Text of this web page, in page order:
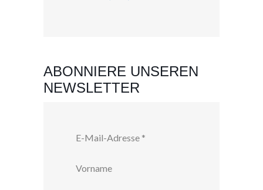
ABONNIERE UNSEREN
NEWSLETTER